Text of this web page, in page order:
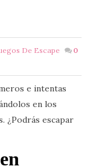
De Escape
0
e intentas
en los
¿Podrás escapar